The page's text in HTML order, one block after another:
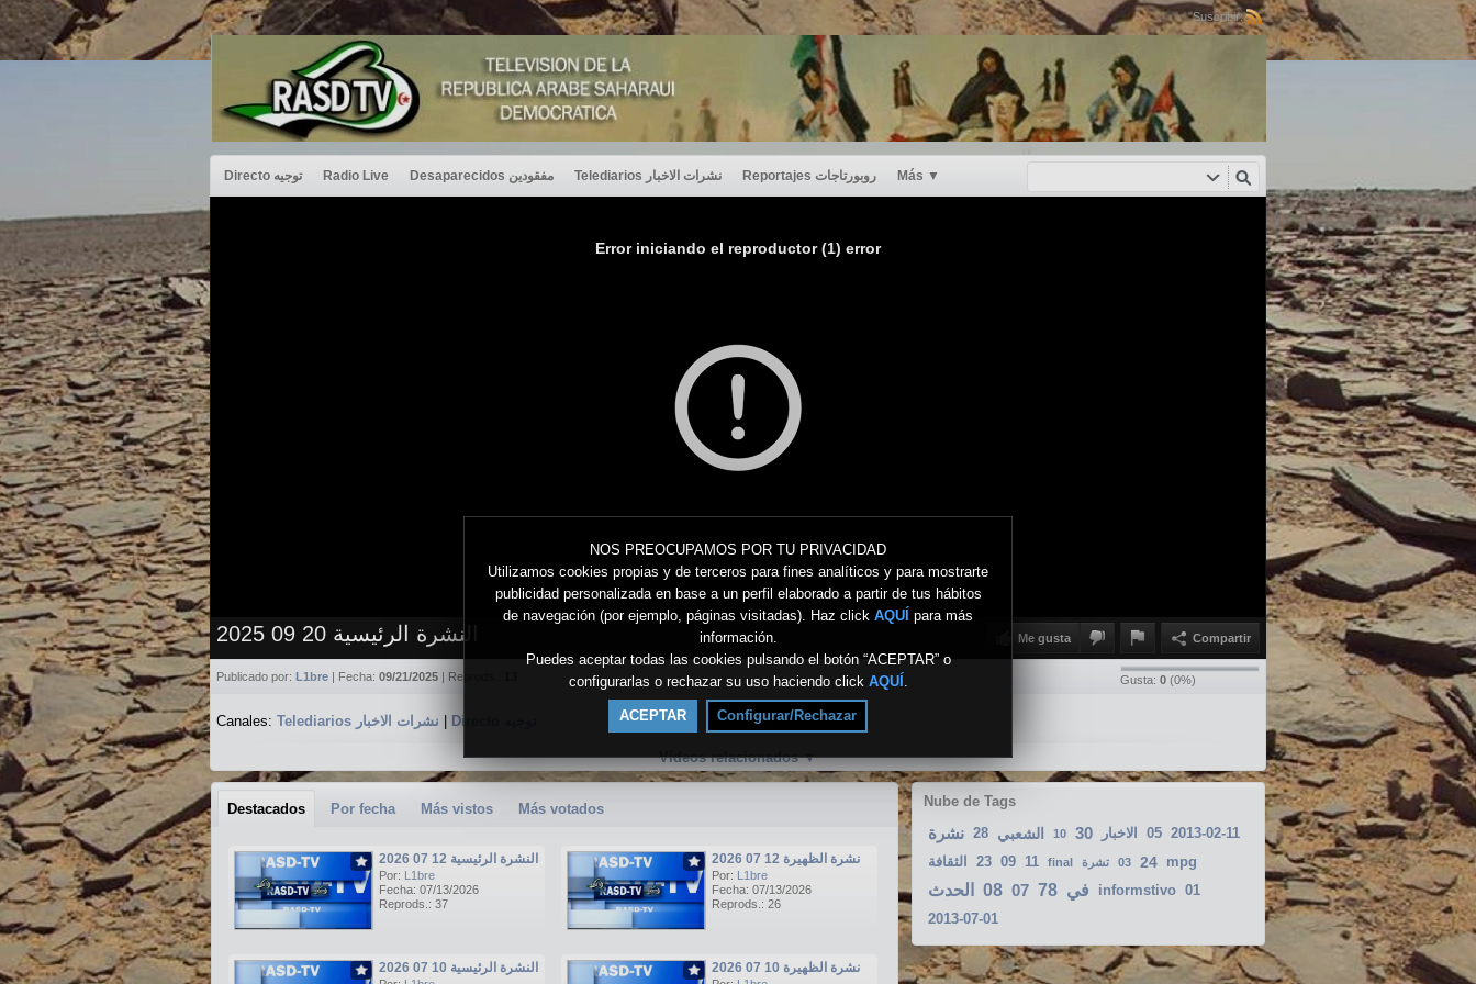
NOS PREOCUPAMOS POR TU PRIVACIDAD
Utilizamos cookies propias y de terceros para fines analíticos y para mostrarte
publicidad personalizada en base a un perfil elaborado a partir de tus hábitos
de navegación (por ejemplo, páginas visitadas). Haz click AQUÍ para más
información.
Puedes aceptar todas las cookies pulsando el botón “ACEPTAR” o
configurarlas o rechazar su uso haciendo click AQUÍ .
ACEPTAR Configurar/Rechazar
Suscribir:
Directo توجيه Radio Live Desaparecidos مفقودين Telediarios نشرات الاخبار Reportajes روبورتاجات Más ▼
Error iniciando el reproductor (1) error
Me gusta Compartir النشرة الرئيسية 20 09 2025
Gusta: 0 (0%)
Publicado por: L1bre | Fecha: 09/21/2025 | Reprods.:
Canales: Telediarios نشرات الاخبار
Vídeos relacionados▼
Nube de Tags
نشرة 28 الشعبي 10 30 الاخبار 05 2013-02-11
الثقافة
23 09 11 final تشرة 03 24 mpg
الحدث 08 07 78 في informstivo 01
2013-07-01
Destacados Por fecha Más vistos Más votados
النشرة الرئيسية 12 07 2026
Por: L1bre
Fecha: 07/13/2026
Reprods.: 37
نشرة الظهيرة 12 07 2026
Por: L1bre
Fecha: 07/13/2026
Reprods.: 26
النشرة الرئيسية 10 07 2026 نشرة الظهيرة 10 07 2026